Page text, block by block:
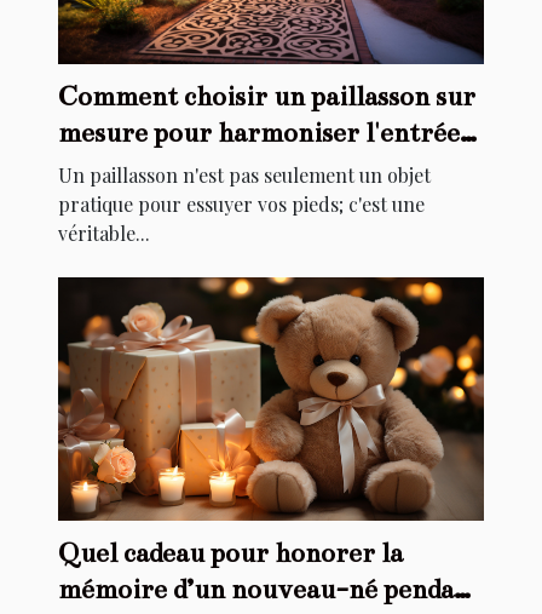
Comment choisir un paillasson sur
mesure pour harmoniser l'entrée
de votre maison
Un paillasson n'est pas seulement un objet
pratique pour essuyer vos pieds; c'est une
véritable...
Quel cadeau pour honorer la
mémoire d’un nouveau-né pendant